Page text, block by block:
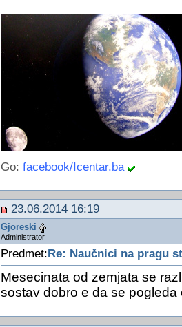
Go: facebook/Icentar.ba
23.06.2014 16:19
Gjoreski
Administrator
Predmet:Re: Naučnici na pragu
Mesecinata od zemjata se
sostav dobro e da se pogleda